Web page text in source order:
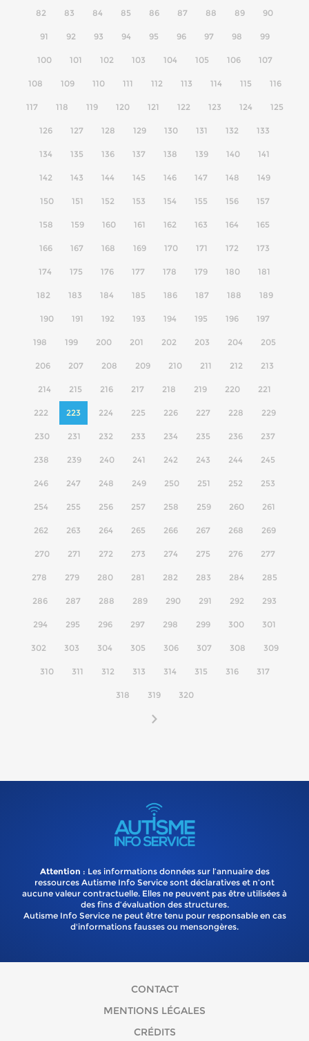
82 83 84 85 86 87 88 89 90
91 92 93 94 95 96 97 98 99
100 101 102 103 104 105 106 107
108 109 110 111 112 113 114 115 116
117 118 119 120 121 122 123 124 125
126 127 128 129 130 131 132 133
134 135 136 137 138 139 140 141
142 143 144 145 146 147 148 149
150 151 152 153 154 155 156 157
158 159 160 161 162 163 164 165
166 167 168 169 170 171 172 173
174 175 176 177 178 179 180 181
182 183 184 185 186 187 188 189
190 191 192 193 194 195 196 197
198 199 200 201 202 203 204 205
206 207 208 209 210 211 212 213
214 215 216 217 218 219 220 221
222 223 224 225 226 227 228 229
230 231 232 233 234 235 236 237
238 239 240 241 242 243 244 245
246 247 248 249 250 251 252 253
254 255 256 257 258 259 260 261
262 263 264 265 266 267 268 269
270 271 272 273 274 275 276 277
278 279 280 281 282 283 284 285
286 287 288 289 290 291 292 293
294 295 296 297 298 299 300 301
302 303 304 305 306 307 308 309
310 311 312 313 314 315 316 317
318 319 320
Attention : Les informations données sur l’annuaire des
ressources Autisme Info Service sont déclaratives et n’ont
aucune valeur contractuelle. Elles ne peuvent pas être utilisées à
des fins d’évaluation des structures.
Autisme Info Service ne peut être tenu pour responsable en cas
d'informations fausses ou mensongères.
CONTACT
MENTIONS LÉGALES
CRÉDITS